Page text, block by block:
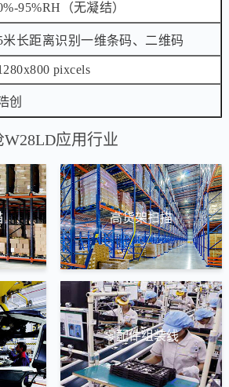
95%RH（无凝结）
米长距离识别一维条码、二维码
pixcels
创
应用行业
高货架扫描
零配件组装线